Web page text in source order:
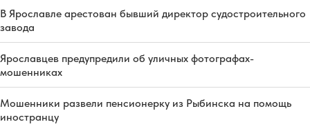
В Ярославле арестован бывший директор судостроительного
завода
Ярославцев предупредили об уличных фотографах-
мошенниках
Мошенники развели пенсионерку из Рыбинска на помощь
иностранцу